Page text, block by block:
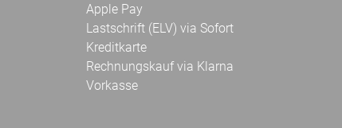
Apple Pay
Lastschrift (ELV) via Sofort
Kreditkarte
Rechnungskauf via Klarna
Vorkasse